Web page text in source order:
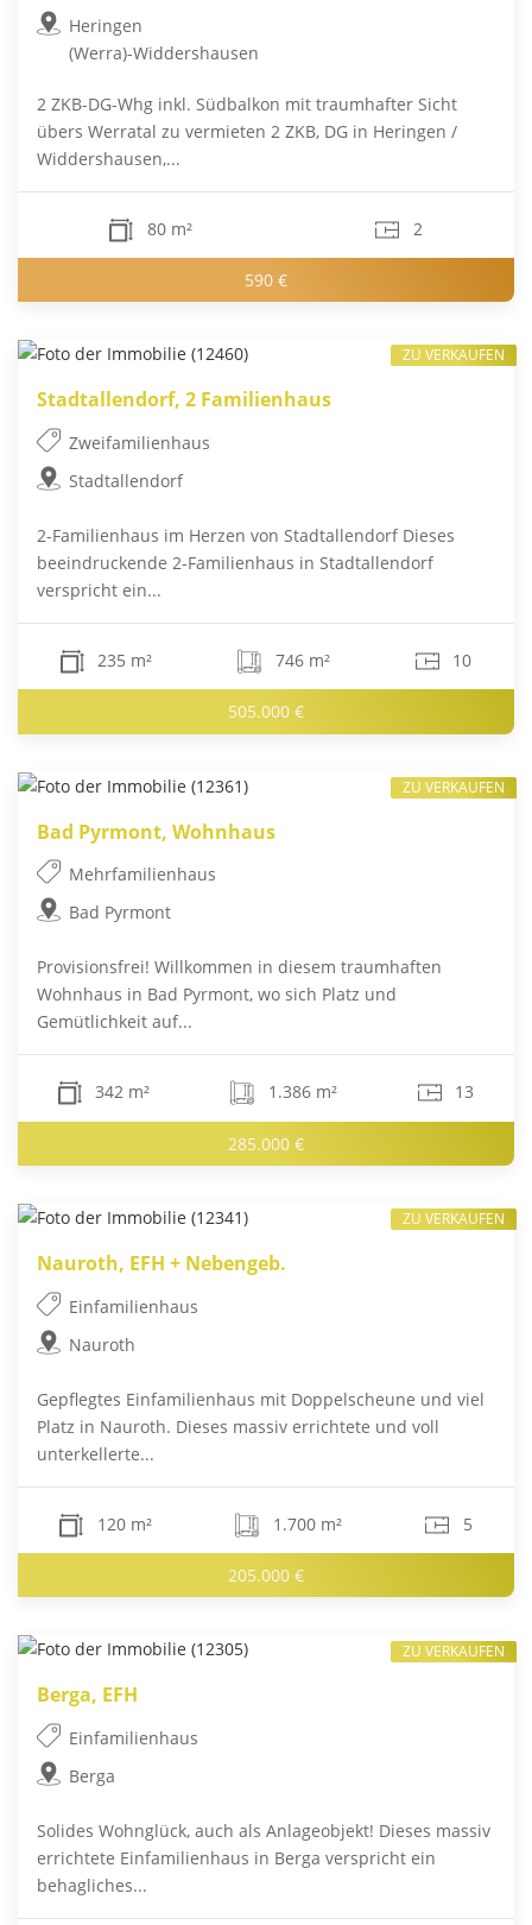
Heringen
(Werra)-Widdershausen
2 ZKB-DG-Whg inkl. Südbalkon mit traumhafter Sicht
übers Werratal zu vermieten 2 ZKB, DG in Heringen /
Widdershausen,...
80 m² 2
590 €
Stadtallendorf, 2 Familienhaus
Zweifamilienhaus
Stadtallendorf
2-Familienhaus im Herzen von Stadtallendorf Dieses
beeindruckende 2-Familienhaus in Stadtallendorf
verspricht ein...
235 m² 746 m² 10
505.000 €
ZU VERKAUFEN
Bad Pyrmont, Wohnhaus
Mehrfamilienhaus
Bad Pyrmont
Provisionsfrei! Willkommen in diesem traumhaften
Wohnhaus in Bad Pyrmont, wo sich Platz und
Gemütlichkeit auf...
342 m² 1.386 m² 13
285.000 €
ZU VERKAUFEN
Nauroth, EFH + Nebengeb.
Einfamilienhaus
Nauroth
Gepflegtes Einfamilienhaus mit Doppelscheune und viel
Platz in Nauroth. Dieses massiv errichtete und voll
unterkellerte...
120 m² 1.700 m² 5
205.000 €
ZU VERKAUFEN
Berga, EFH
Einfamilienhaus
Berga
Solides Wohnglück, auch als Anlageobjekt! Dieses massiv
errichtete Einfamilienhaus in Berga verspricht ein
behagliches...
ZU VERKAUFEN